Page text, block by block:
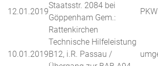
12.01.2019
Staatsstr. 2084 bei
Göppenham Gem.:
Rattenkirchen
10.01.2019
Technische Hilfeleistung
B12, i.R. Passau /